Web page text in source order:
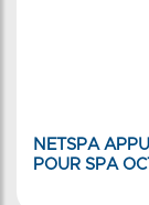
NETSPA
POUR SPA